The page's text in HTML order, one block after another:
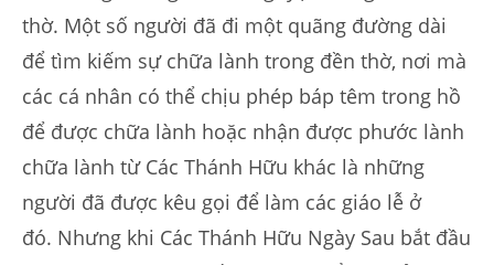
thờ. Một số người đã đi một quãng đường dài
để tìm kiếm sự chữa lành trong đền thờ, nơi mà
các cá nhân có thể chịu phép báp têm trong hồ
để được chữa lành hoặc nhận được phước lành
chữa lành từ Các Thánh Hữu khác là những
người đã được kêu gọi để làm các giáo lễ ở
đó. Nhưng khi Các Thánh Hữu Ngày Sau bắt đầu